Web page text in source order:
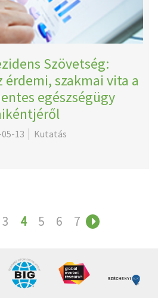
Szövetség:
érdemi, szakmai vita a
egészségügy
13 Kutatás
3 4 5 6 7